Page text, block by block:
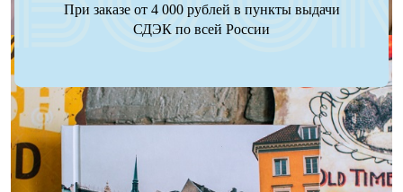
При заказе от 4 000 рублей в пункты выдачи
СДЭК по всей России